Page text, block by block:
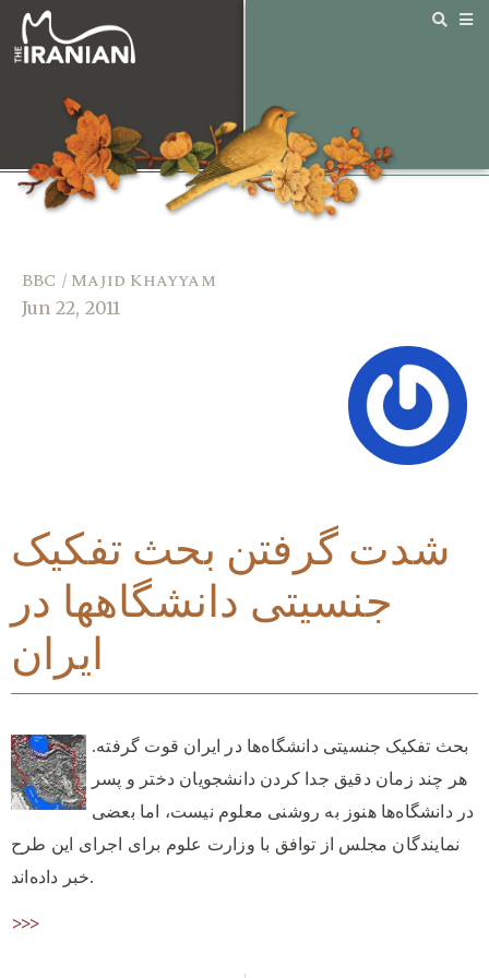
BBC / Majid Khayyam
Jun 22, 2011
شدت گرفتن بحث تفکیک
جنسیتی دانشگاهها در
ایران
بحث تفکیک جنسیتی دانشگاه‌ها در ایران قوت گرفته.
هر چند زمان دقیق جدا کردن دانشجویان دختر و پسر
در دانشگاه‌ها هنوز به روشنی معلوم نیست، اما بعضی
نمایندگان مجلس از توافق با وزارت علوم برای اجرای این طرح
خبر داده‌اند.
>>>